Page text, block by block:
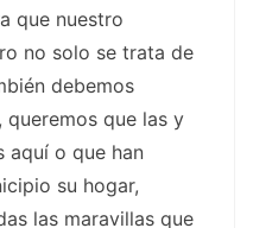
que nuestro
no solo se trata de
debemos
que las y
aquí o que han
su hogar,
las maravillas que